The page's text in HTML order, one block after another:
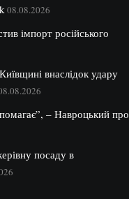
08.08.2026
імпорт російського
внаслідок удару
– Навроцький про
посаду в